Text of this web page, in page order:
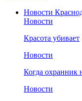
Новости
Новости
Красота убивает
Новости
Когда охранник
Новости